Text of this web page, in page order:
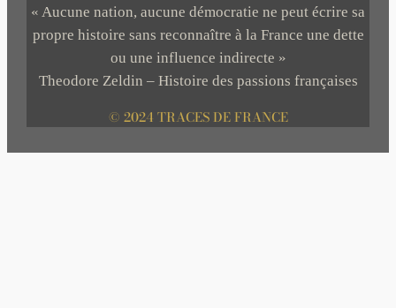
« Aucune nation, aucune démocratie ne peut écrire sa
propre histoire sans reconnaître à la France une dette
ou une influence indirecte »
Theodore Zeldin – Histoire des passions françaises
© 2024 TRACES DE FRANCE